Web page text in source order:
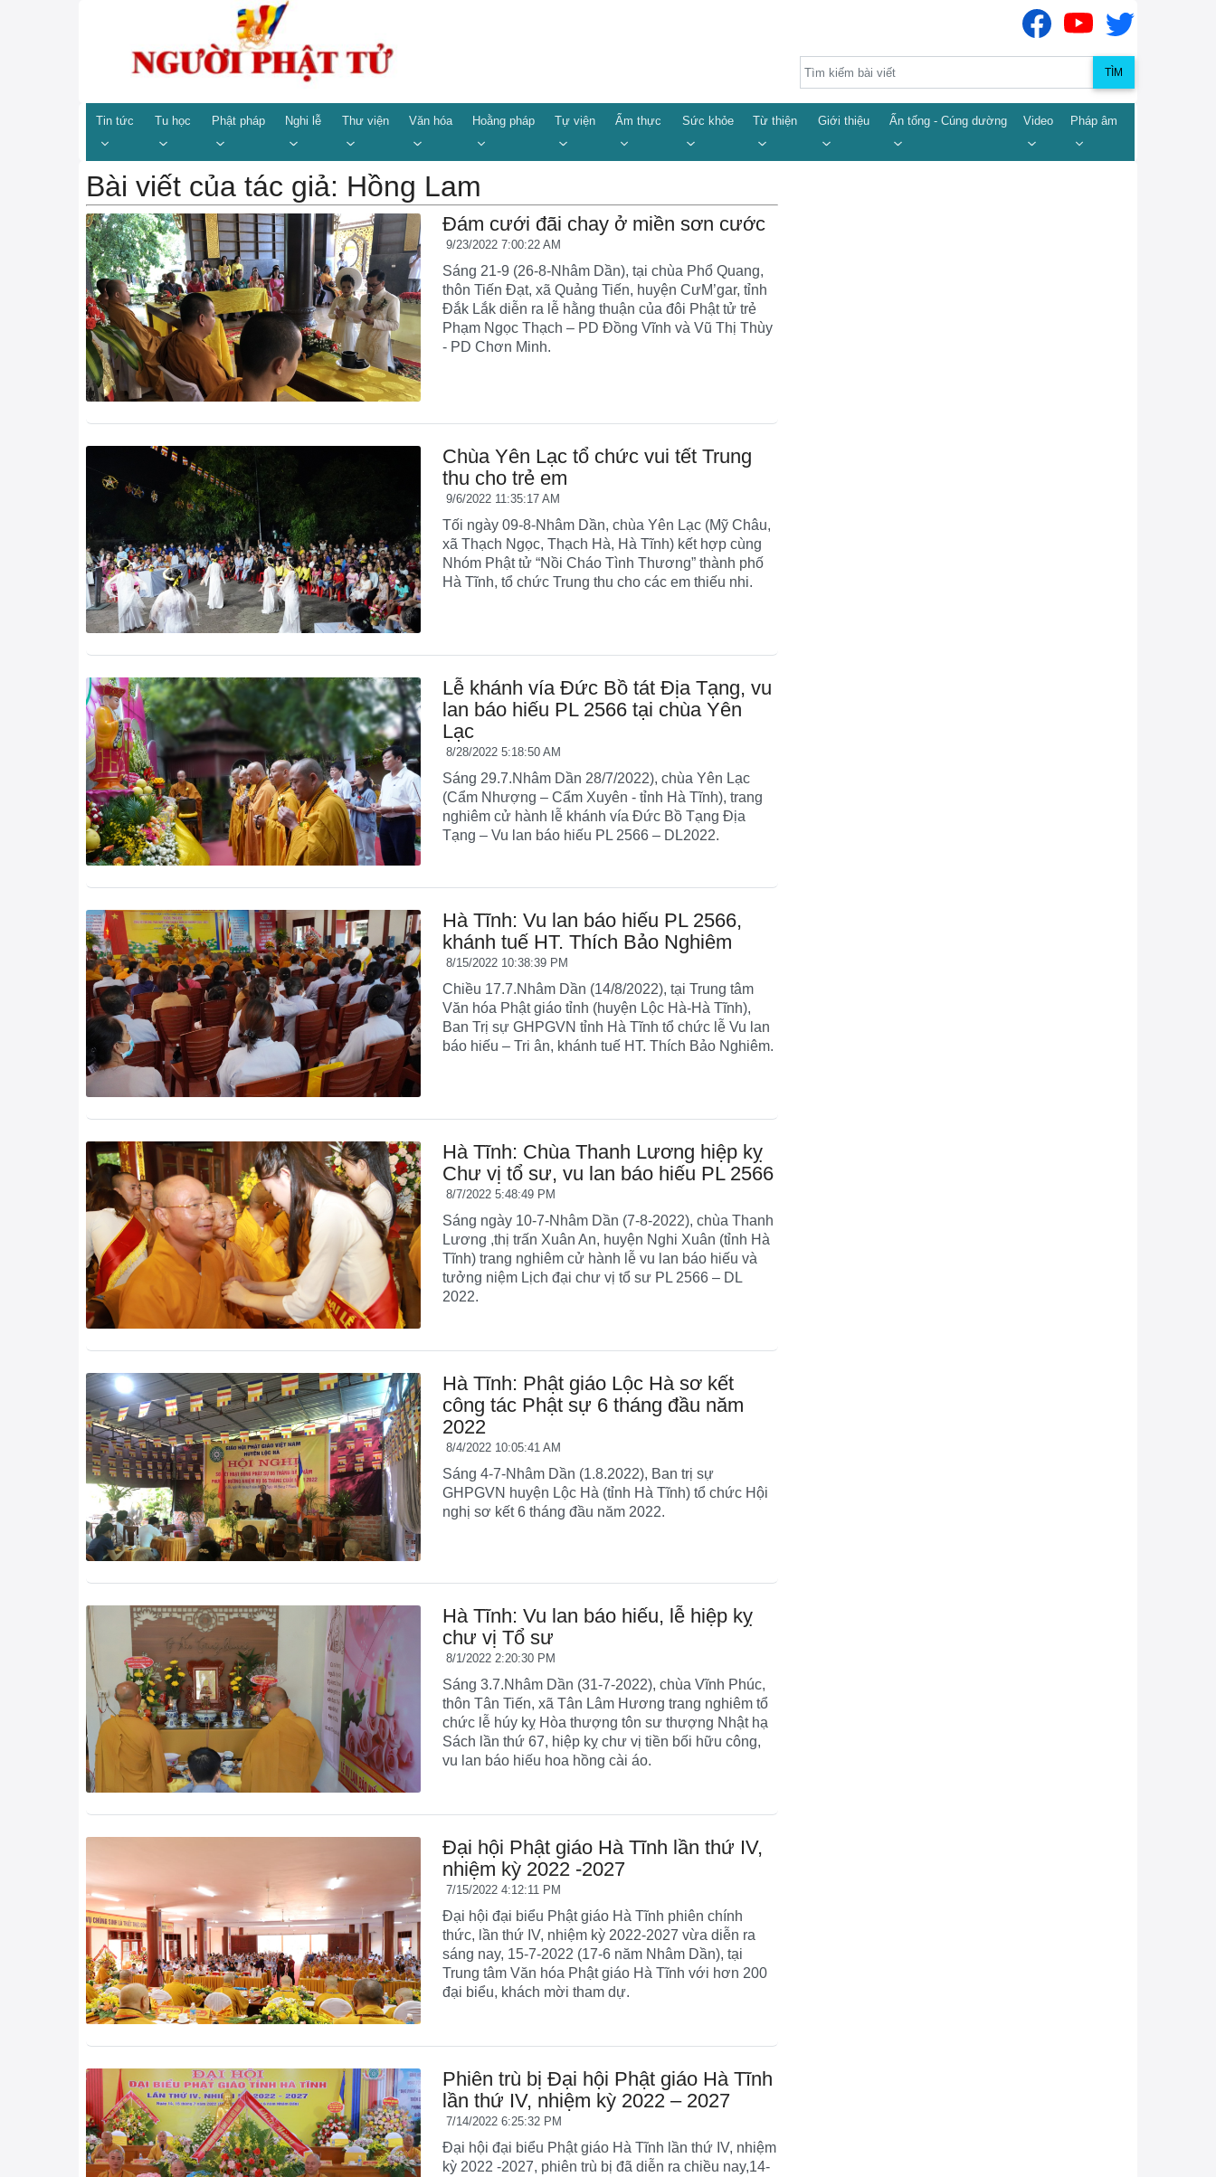
TÌM
Tin tức Tu học Phật pháp Nghi lễ Thư viện Văn hóa Hoằng pháp Tự viện Ẩm thực Sức khỏe Từ thiện Giới thiệu Ấn tống - Cúng dường Video Pháp âm
Bài viết của tác giả: Hồng Lam
Đám cưới đãi chay ở miền sơn cước
9/23/2022 7:00:22 AM
Sáng 21-9 (26-8-Nhâm Dần), tại chùa Phổ Quang,
thôn Tiến Đạt, xã Quảng Tiến, huyện CưM’gar, tỉnh
Đắk Lắk diễn ra lễ hằng thuận của đôi Phật tử trẻ
Phạm Ngọc Thạch – PD Đồng Vĩnh và Vũ Thị Thùy
- PD Chơn Minh.
Chùa Yên Lạc tổ chức vui tết Trung
thu cho trẻ em
9/6/2022 11:35:17 AM
Tối ngày 09-8-Nhâm Dần, chùa Yên Lạc (Mỹ Châu,
xã Thạch Ngọc, Thạch Hà, Hà Tĩnh) kết hợp cùng
Nhóm Phật tử “Nồi Cháo Tình Thương” thành phố
Hà Tĩnh, tổ chức Trung thu cho các em thiếu nhi.
Lễ khánh vía Đức Bồ tát Địa Tạng, vu
lan báo hiếu PL 2566 tại chùa Yên
Lạc
8/28/2022 5:18:50 AM
Sáng 29.7.Nhâm Dần 28/7/2022), chùa Yên Lạc
(Cẩm Nhượng – Cẩm Xuyên - tỉnh Hà Tĩnh), trang
nghiêm cử hành lễ khánh vía Đức Bồ Tạng Địa
Tạng – Vu lan báo hiếu PL 2566 – DL2022.
Hà Tĩnh: Vu lan báo hiếu PL 2566,
khánh tuế HT. Thích Bảo Nghiêm
8/15/2022 10:38:39 PM
Chiều 17.7.Nhâm Dần (14/8/2022), tại Trung tâm
Văn hóa Phật giáo tỉnh (huyện Lộc Hà-Hà Tĩnh),
Ban Trị sự GHPGVN tỉnh Hà Tĩnh tổ chức lễ Vu lan
báo hiếu – Tri ân, khánh tuế HT. Thích Bảo Nghiêm.
Hà Tĩnh: Chùa Thanh Lương hiệp kỵ
Chư vị tổ sư, vu lan báo hiếu PL 2566
8/7/2022 5:48:49 PM
Sáng ngày 10-7-Nhâm Dần (7-8-2022), chùa Thanh
Lương ,thị trấn Xuân An, huyện Nghi Xuân (tỉnh Hà
Tĩnh) trang nghiêm cử hành lễ vu lan báo hiếu và
tưởng niệm Lịch đại chư vị tổ sư PL 2566 – DL
2022.
Hà Tĩnh: Phật giáo Lộc Hà sơ kết
công tác Phật sự 6 tháng đầu năm
2022
8/4/2022 10:05:41 AM
Sáng 4-7-Nhâm Dần (1.8.2022), Ban trị sự
GHPGVN huyện Lộc Hà (tỉnh Hà Tĩnh) tổ chức Hội
nghị sơ kết 6 tháng đầu năm 2022.
Hà Tĩnh: Vu lan báo hiếu, lễ hiệp kỵ
chư vị Tổ sư
8/1/2022 2:20:30 PM
Sáng 3.7.Nhâm Dần (31-7-2022), chùa Vĩnh Phúc,
thôn Tân Tiến, xã Tân Lâm Hương trang nghiêm tổ
chức lễ húy kỵ Hòa thượng tôn sư thượng Nhật hạ
Sách lần thứ 67, hiệp kỵ chư vị tiền bối hữu công,
vu lan báo hiếu hoa hồng cài áo.
Đại hội Phật giáo Hà Tĩnh lần thứ IV,
nhiệm kỳ 2022 -2027
7/15/2022 4:12:11 PM
Đại hội đại biểu Phật giáo Hà Tĩnh phiên chính
thức, lần thứ IV, nhiệm kỳ 2022-2027 vừa diễn ra
sáng nay, 15-7-2022 (17-6 năm Nhâm Dần), tại
Trung tâm Văn hóa Phật giáo Hà Tĩnh với hơn 200
đại biểu, khách mời tham dự.
Phiên trù bị Đại hội Phật giáo Hà Tĩnh
lần thứ IV, nhiệm kỳ 2022 – 2027
7/14/2022 6:25:32 PM
Đại hội đại biểu Phật giáo Hà Tĩnh lần thứ IV, nhiệm
kỳ 2022 -2027, phiên trù bị đã diễn ra chiều nay,14-